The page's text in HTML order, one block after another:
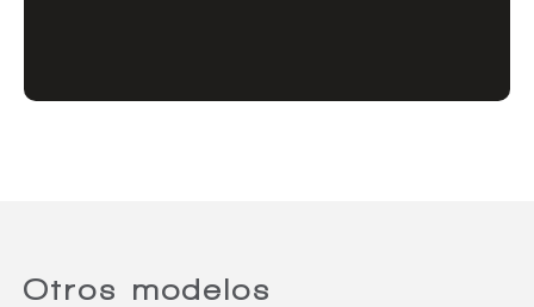
Otros modelos